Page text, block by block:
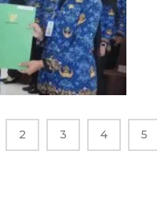
2 3 4 5